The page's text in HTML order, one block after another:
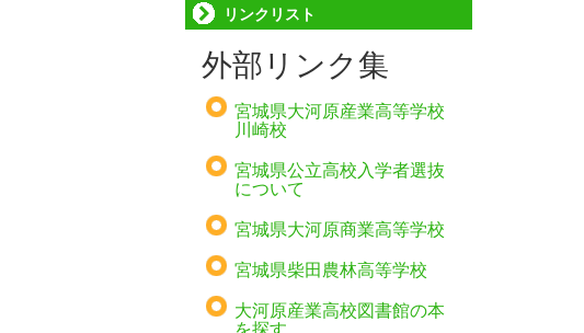
リンクリスト
外部リンク集
宮城県大河原産業高等学校
川崎校
宮城県公立高校入学者選抜
について
宮城県大河原商業高等学校
宮城県柴田農林高等学校
大河原産業高校図書館の本